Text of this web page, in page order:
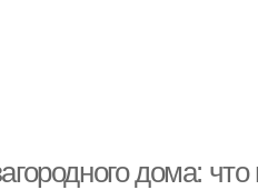
дома: что